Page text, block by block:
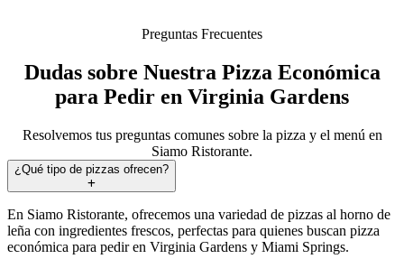
Preguntas Frecuentes
Dudas sobre Nuestra Pizza Económica
para Pedir en Virginia Gardens
Resolvemos tus preguntas comunes sobre la pizza y el menú en
Siamo Ristorante.
¿Qué tipo de pizzas ofrecen?
En Siamo Ristorante, ofrecemos una variedad de pizzas al horno de
leña con ingredientes frescos, perfectas para quienes buscan pizza
económica para pedir en Virginia Gardens y Miami Springs.